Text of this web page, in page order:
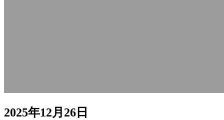
2025年12月26日